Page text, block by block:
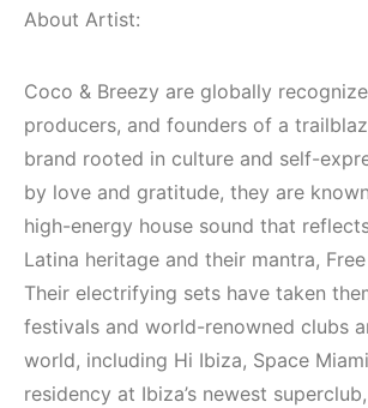
/
/
/
Müzik
2022
Techno,
About Artist:
Coco & Breezy are globally
producers, and founders of a
brand rooted in culture and self-
by love and gratitude, they are
high-energy house sound that
Latina heritage and their mantra,
Their electrifying sets have taken
festivals and world-renowned clubs
world, including Hi Ibiza, Space
residency at Ibiza’s newest